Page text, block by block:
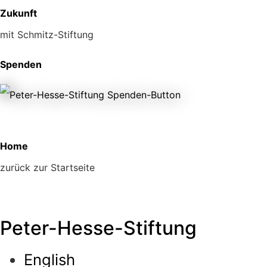
Zukunft
mit Schmitz-Stiftung
Spenden
Home
zurück zur Startseite
Peter-Hesse-Stiftung
English